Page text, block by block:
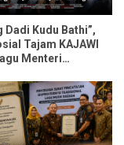
Dadi Kudu Bathi”,
Tajam KAJAWI
Menteri